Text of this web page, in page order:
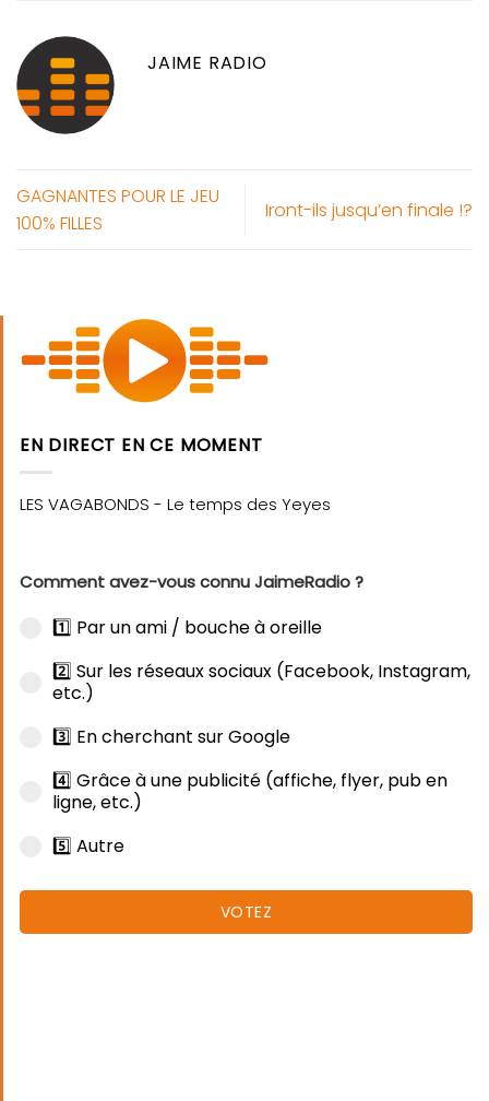
JAIME RADIO
GAGNANTES POUR LE JEU
100% FILLES
Iront-ils jusqu’en finale !?
EN DIRECT EN CE MOMENT
Comment avez-vous connu JaimeRadio ?
1️⃣ Par un ami / bouche à oreille
2️⃣ Sur les réseaux sociaux (Facebook, Instagram,
etc.)
3️⃣ En cherchant sur Google
4️⃣ Grâce à une publicité (affiche, flyer, pub en
ligne, etc.)
5️⃣ Autre
VOTEZ